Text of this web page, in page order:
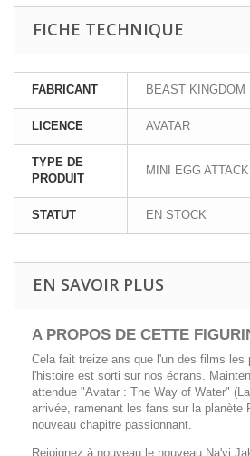
FICHE TECHNIQUE
FABRICANT BEAST KINGDOM
LICENCE AVATAR
TYPE DE
PRODUIT
MINI EGG
STATUT EN STOCK
EN SAVOIR PLUS
A PROPOS DE CETTE
Cela fait treize ans que l'un des films les
l'histoire est sorti sur nos écrans.
attendue "Avatar : The Way of Water"
arrivée, ramenant les fans sur la planète
nouveau chapitre passionnant.
Rejoignez à nouveau le nouveau Na'vi